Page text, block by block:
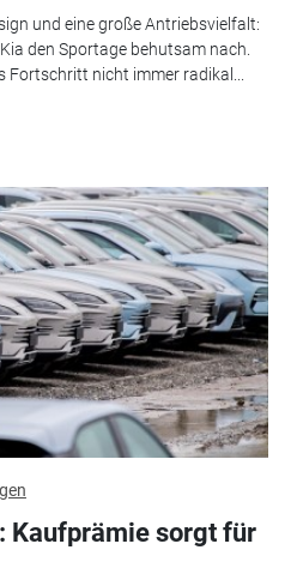
und eine große Antriebsvielfalt:
den Sportage behutsam nach.
Fortschritt nicht immer radikal...
Kaufprämie sorgt für